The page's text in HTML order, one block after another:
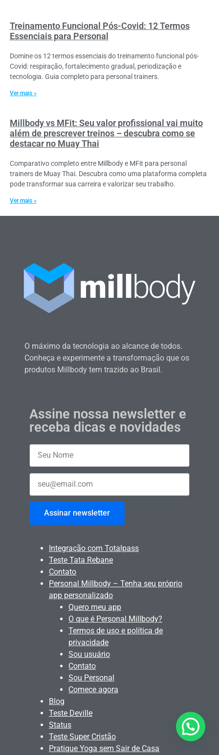
Treinamento Funcional Pós-Covid: 12 Termos
Essenciais para Personal
Domine os 12 termos essenciais do treinamento funcional pós-
Covid: respiração, fortalecimento gradual, periodização e
tecnologia. Guia completo para personal trainers.
Ver mais »
Millbody vs MFit: Seu valor profissional vai muito
além de prescrever treinos – descubra como se
destacar no Muay Thai
Comparativo completo entre Millbody e MFit para personal
trainers de Muay Thai. Descubra como uma plataforma completa
pode transformar sua carreira e valorizar seu trabalho.
Ver mais »
O máximo da tecnologia ao alcance de todos.
Conheça e experimente a transformação que os
produtos Millbody tem trazido ao Brasil.
Assine nossa newsletter e
receba dicas e novidades
Assinar newsletter
Integração com Totalpass
Teste Tata Rebane
Contato
Personal Millbody – Tenha seu próprio
app personalizado
Quero meu app
O que é Personal Millbody?
Termos de uso e política de
privacidade
Sou usuário
Contato
Sou Personal
Comece agora
Blog
Teste Deville
Status
Teste Super Cristão
Pratique Yoga sem Sair de Casa